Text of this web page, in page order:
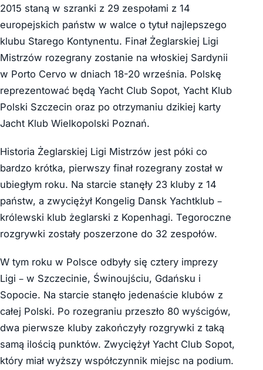
2015 staną w szranki z 29 zespołami z 14
europejskich państw w walce o tytuł najlepszego
klubu Starego Kontynentu. Finał Żeglarskiej Ligi
Mistrzów rozegrany zostanie na włoskiej Sardynii
w Porto Cervo w dniach 18-20 września. Polskę
reprezentować będą Yacht Club Sopot, Yacht Klub
Polski Szczecin oraz po otrzymaniu dzikiej karty
Jacht Klub Wielkopolski Poznań.
Historia Żeglarskiej Ligi Mistrzów jest póki co
bardzo krótka, pierwszy finał rozegrany został w
ubiegłym roku. Na starcie stanęły 23 kluby z 14
państw, a zwyciężył Kongelig Dansk Yachtklub –
królewski klub żeglarski z Kopenhagi. Tegoroczne
rozgrywki zostały poszerzone do 32 zespołów.
W tym roku w Polsce odbyły się cztery imprezy
Ligi – w Szczecinie, Świnoujściu, Gdańsku i
Sopocie. Na starcie stanęło jedenaście klubów z
całej Polski. Po rozegraniu przeszło 80 wyścigów,
dwa pierwsze kluby zakończyły rozgrywki z taką
samą ilością punktów. Zwyciężył Yacht Club Sopot,
który miał wyższy współczynnik miejsc na podium.